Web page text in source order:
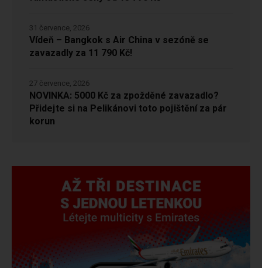
Vídeň – Bangkok s Air China v sezóně se
zavazadly za 11 790 Kč!
31 července, 2026
NOVINKA: 5000 Kč za zpožděné zavazadlo?
Přidejte si na Pelikánovi toto pojištění za pár
korun
27 července, 2026